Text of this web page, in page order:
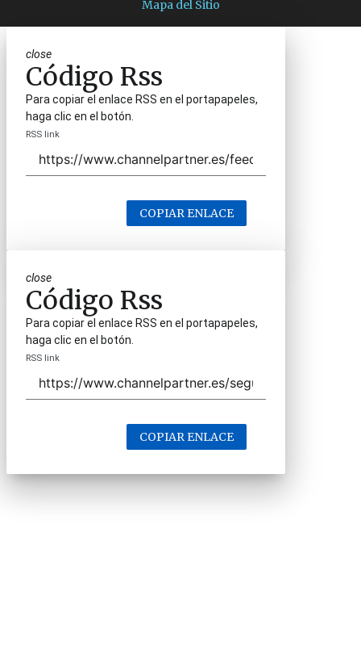
Mapa del Sitio
close
Código Rss
Para copiar el enlace RSS en el portapapeles,
haga clic en el botón.
RSS link
COPIAR ENLACE
close
Código Rss
Para copiar el enlace RSS en el portapapeles,
haga clic en el botón.
RSS link
COPIAR ENLACE